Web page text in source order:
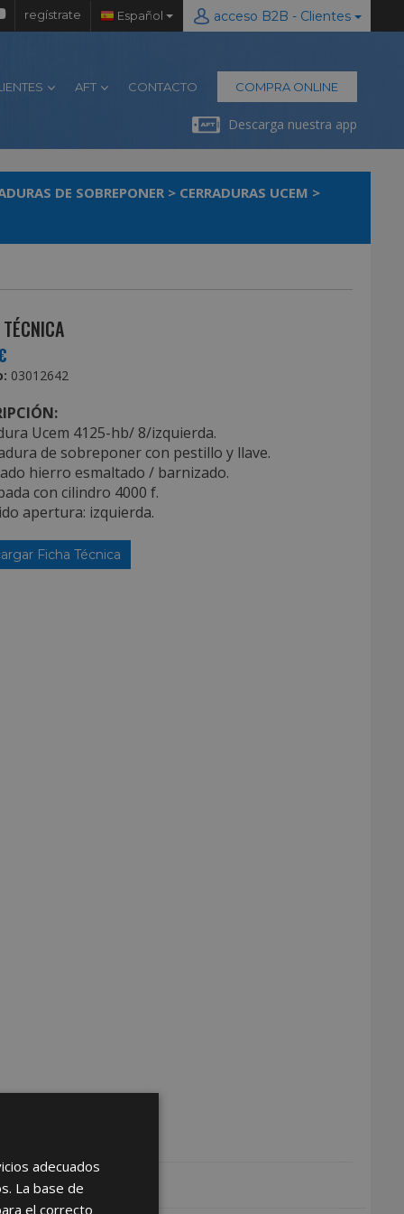
regístrate Español acceso B2B - Clientes
AFT CONTACTO COMPRA ONLINE
Descarga nuestra app
DE SOBREPONER > CERRADURAS UCEM >
03012642
Ucem 4125-hb/ 8/izquierda.
de sobreponer con pestillo y llave.
hierro esmaltado / barnizado.
con cilindro 4000 f.
apertura: izquierda.
Ficha Técnica
adecuados
La base de
el correcto